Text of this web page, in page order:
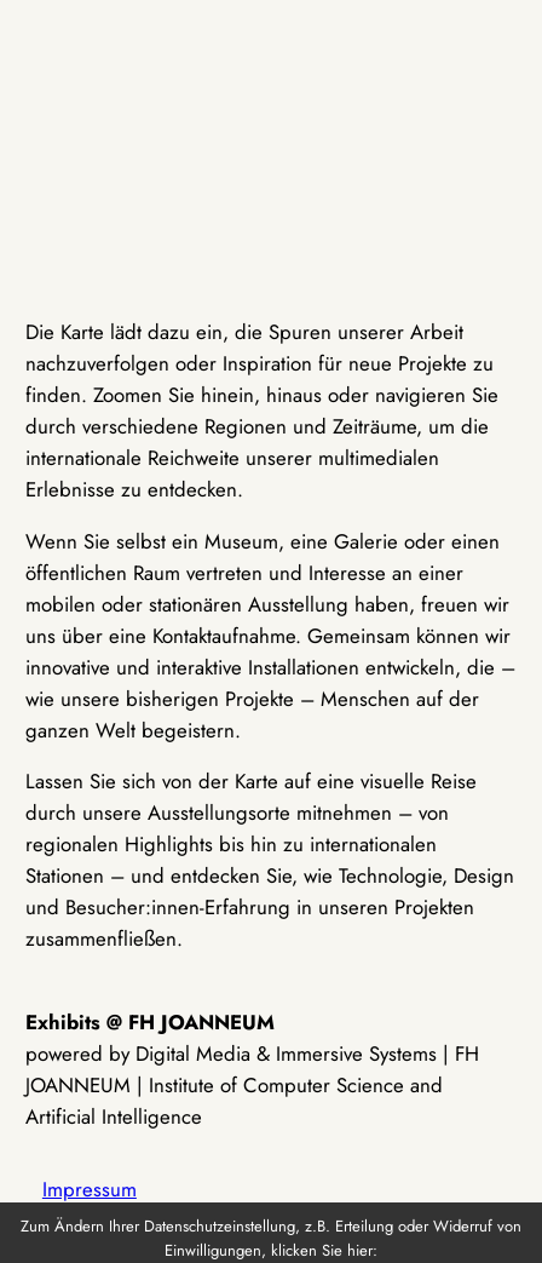
Die Karte lädt dazu ein, die Spuren unserer Arbeit
nachzuverfolgen oder Inspiration für neue Projekte zu
finden. Zoomen Sie hinein, hinaus oder navigieren Sie
durch verschiedene Regionen und Zeiträume, um die
internationale Reichweite unserer multimedialen
Erlebnisse zu entdecken.
Wenn Sie selbst ein Museum, eine Galerie oder einen
öffentlichen Raum vertreten und Interesse an einer
mobilen oder stationären Ausstellung haben, freuen wir
uns über eine Kontaktaufnahme. Gemeinsam können wir
innovative und interaktive Installationen entwickeln, die –
wie unsere bisherigen Projekte – Menschen auf der
ganzen Welt begeistern.
Lassen Sie sich von der Karte auf eine visuelle Reise
durch unsere Ausstellungsorte mitnehmen – von
regionalen Highlights bis hin zu internationalen
Stationen – und entdecken Sie, wie Technologie, Design
und Besucher:innen-Erfahrung in unseren Projekten
zusammenfließen.
Exhibits @ FH JOANNEUM
powered by Digital Media & Immersive Systems | FH
JOANNEUM | Institute of Computer Science and
Artificial Intelligence
Impressum
Zum Ändern Ihrer Datenschutzeinstellung, z.B. Erteilung oder Widerruf von
Einwilligungen, klicken Sie hier: